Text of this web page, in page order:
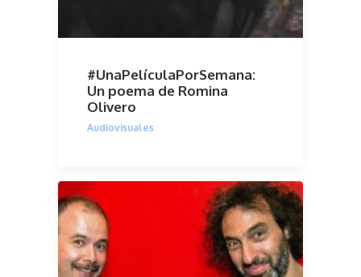
#UnaPelículaPorSemana:
Un poema de Romina
Olivero
Audiovisuales